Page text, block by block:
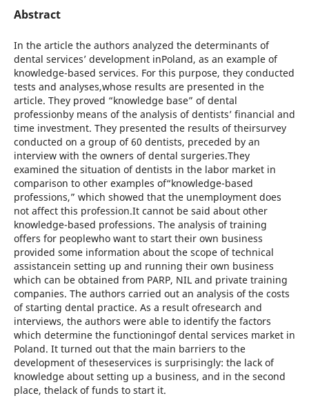
Abstract
In the article the authors analyzed the determinants of
dental services’ development inPoland, as an example of
knowledge-based services. For this purpose, they conducted
tests and analyses,whose results are presented in the
article. They proved “knowledge base” of dental
professionby means of the analysis of dentists’ financial and
time investment. They presented the results of theirsurvey
conducted on a group of 60 dentists, preceded by an
interview with the owners of dental surgeries.They
examined the situation of dentists in the labor market in
comparison to other examples of“knowledge-based
professions,” which showed that the unemployment does
not affect this profession.It cannot be said about other
knowledge-based professions. The analysis of training
offers for peoplewho want to start their own business
provided some information about the scope of technical
assistancein setting up and running their own business
which can be obtained from PARP, NIL and private training
companies. The authors carried out an analysis of the costs
of starting dental practice. As a result ofresearch and
interviews, the authors were able to identify the factors
which determine the functioningof dental services market in
Poland. It turned out that the main barriers to the
development of theseservices is surprisingly: the lack of
knowledge about setting up a business, and in the second
place, thelack of funds to start it.